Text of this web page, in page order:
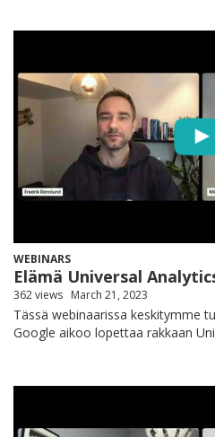
WEBINARS
Elämä Universal
362 views March 21, 2023
Tässä webinaarissa keskitymme
Google aikoo lopettaa rakkaan